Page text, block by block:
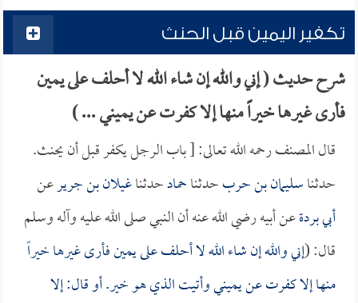
تكفير اليمين قبل الحنث
شرح حديث ( إني والله إن شاء الله لا أحلف على يمين
فأرى غيرها خيراً منها إلا كفرت عن يميني ... )
قال المصنف رحمه الله تعالى: [ باب الرجل يكفر قبل أن يحنث.
حدثناسليمان بن حربحدثناحمادحدثناغيلان بن جريرعن
أبي بردةعن أبيه رضي الله عنه أن النبي صلى الله عليه وآله وسلم
قال: (إني والله إن شاء الله لا أحلف على يمين فأرى غيرها خيراً
منها إلا كفرت عن يميني وأتيت الذي هو خير. أو قال: إلا